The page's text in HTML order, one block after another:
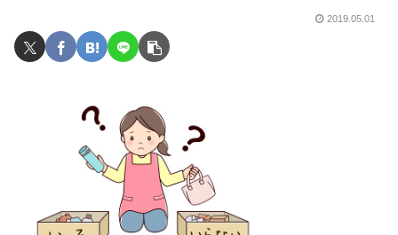
2019.05.01